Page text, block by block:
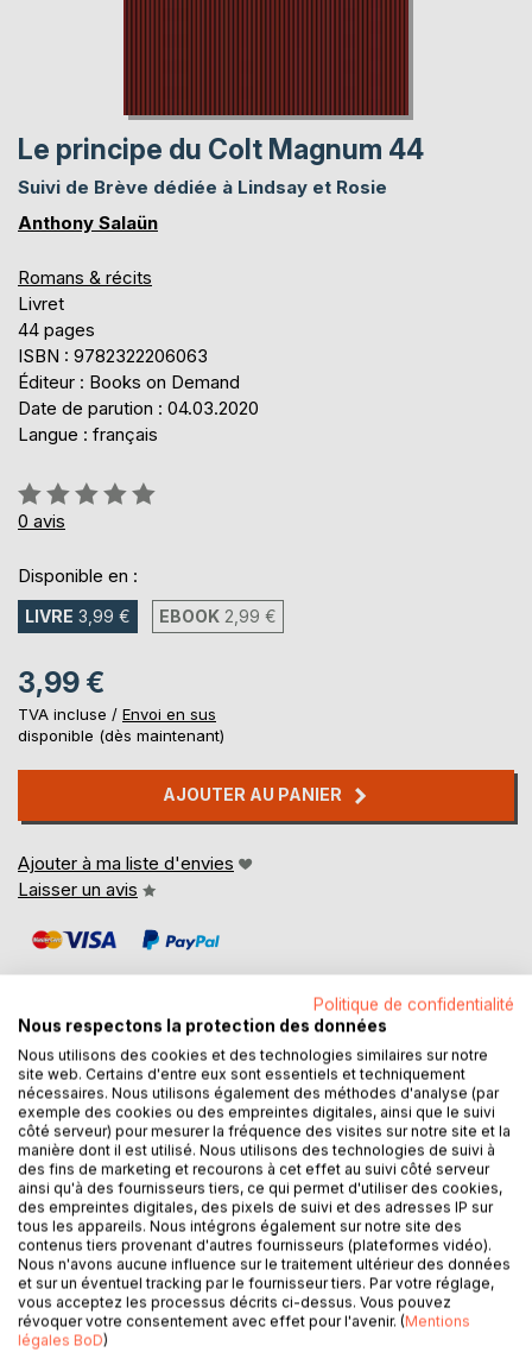
Le principe du Colt Magnum 44
Suivi de Brève dédiée à Lindsay et Rosie
Anthony Salaün
Romans & récits
Livret
44 pages
ISBN : 9782322206063
Éditeur : Books on Demand
Date de parution : 04.03.2020
Langue : français
Évaluation:
0%
0 avis
Disponible en :
LIVRE 3,99 € EBOOK 2,99 €
3,99 €
TVA incluse / Envoi en sus
disponible (dès maintenant)
AJOUTER AU PANIER
Ajouter à ma liste d'envies
Laisser un avis
DESCRIPTION
Qu'un rêve d'adolescent de 17 ans, remonte dans l'esprit
de l'adulte de 48 ans que je suis, surtout au cours d'une
nuit, et je m'incline devant la beauté apparue. La fille du
rêve commence par s'évader des griffes de mon trauma,
pour se tailler au fond de ma mémoire. Mon livre se divise
en deux, sans autre raison que mon goût. D'un côté
littéraire, et de l'autre mathématique, il a une capacité peu
ordinaire de combler mes caprices. Car j'aime les bonnes
questions, et le souvenir au féminin. Le lecteur potentiel
Politique de confidentialité
Nous respectons la protection des données
Nous utilisons des cookies et des technologies similaires sur notre
site web. Certains d'entre eux sont essentiels et techniquement
nécessaires. Nous utilisons également des méthodes d'analyse (par
exemple des cookies ou des empreintes digitales, ainsi que le suivi
côté serveur) pour mesurer la fréquence des visites sur notre site et la
manière dont il est utilisé. Nous utilisons des technologies de suivi à
des fins de marketing et recourons à cet effet au suivi côté serveur
ainsi qu'à des fournisseurs tiers, ce qui permet d'utiliser des cookies,
des empreintes digitales, des pixels de suivi et des adresses IP sur
tous les appareils. Nous intégrons également sur notre site des
contenus tiers provenant d'autres fournisseurs (plateformes vidéo).
Nous n'avons aucune influence sur le traitement ultérieur des données
et sur un éventuel tracking par le fournisseur tiers. Par votre réglage,
vous acceptez les processus décrits ci-dessus. Vous pouvez
révoquer votre consentement avec effet pour l'avenir. (Mentions
légales BoD)